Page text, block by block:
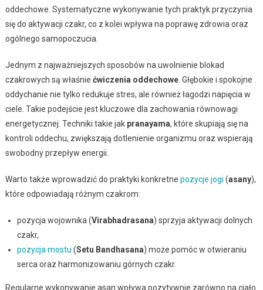
oddechowe. Systematyczne wykonywanie tych praktyk przyczynia
się do aktywacji czakr, co z kolei wpływa na poprawę zdrowia oraz
ogólnego samopoczucia.
Jednym z najważniejszych sposobów na uwolnienie blokad
czakrowych są właśnie ćwiczenia oddechowe. Głębokie i spokojne
oddychanie nie tylko redukuje stres, ale również łagodzi napięcia w
ciele. Takie podejście jest kluczowe dla zachowania równowagi
energetycznej. Techniki takie jak pranayama, które skupiają się na
kontroli oddechu, zwiększają dotlenienie organizmu oraz wspierają
swobodny przepływ energii.
Warto także wprowadzić do praktyki konkretne pozycje jogi (asany),
które odpowiadają różnym czakrom:
pozycja wojownika (Virabhadrasana) sprzyja aktywacji dolnych
czakr,
pozycja mostu (Setu Bandhasana) może pomóc w otwieraniu
serca oraz harmonizowaniu górnych czakr.
Regularne wykonywanie asan wpływa pozytywnie zarówno na ciało